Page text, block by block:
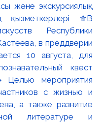
және экскурсиялық
қызметкерлері ⚜️В
Республики
в преддверии
10 августа, для
квест
мероприятия
с жизнью и
а также развитие
литературе и